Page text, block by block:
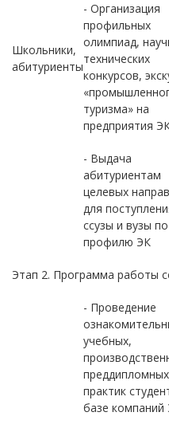
Школьники,
абитуриенты
- Организация
профильных
олимпиад,
технических
конкурсов,
туризма» на
предприятия
- Выдача
абитуриентам
целевых
для
ссузы и вузы по
профилю ЭК
Этап 2. Программа работы
- Проведение
учебных,
преддипломных
практик
базе компаний